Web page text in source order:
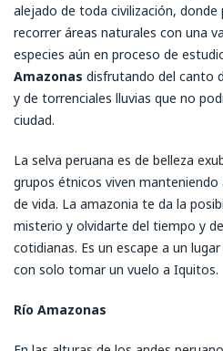
alejado de toda civilización, donde
recorrer áreas naturales con una
especies aún en proceso de
Amazonas disfrutando del canto
y de torrenciales lluvias que no
ciudad.
La selva peruana es de belleza
grupos étnicos viven
de vida. La amazonia te da la
misterio y olvidarte del tiempo y
cotidianas. Es un escape a un
con solo tomar un vuelo a Iquitos.
Río Amazonas